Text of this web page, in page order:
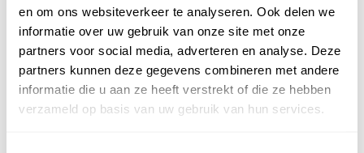
en om ons websiteverkeer te analyseren. Ook delen we
informatie over uw gebruik van onze site met onze
partners voor social media, adverteren en analyse. Deze
partners kunnen deze gegevens combineren met andere
informatie die u aan ze heeft verstrekt of die ze hebben
verzameld op basis van uw gebruik van hun services.
Amy Hollingsworth: “Toen ik zelf begon als danser, wist
ik alleen uit verhalen wat dansgezelschappen aan de
andere kant van de wereld deden. Er was nog geen
YouTube, ik kon niet even googelen en hun werk
bekijken. Nu kan dat wel. We zijn veel meer verbonden,